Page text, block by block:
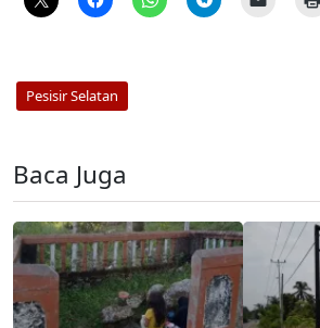
Pesisir Selatan
Baca Juga